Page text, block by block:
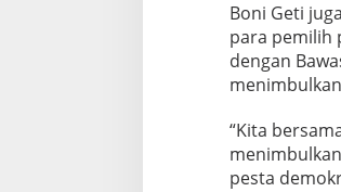
Boni Geti
para pemilih
dengan
“Kita
pesta